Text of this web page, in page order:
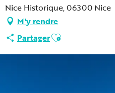
Nice Historique, 06300 Nice
M'y rendre
PartagerAjouter aux favoris